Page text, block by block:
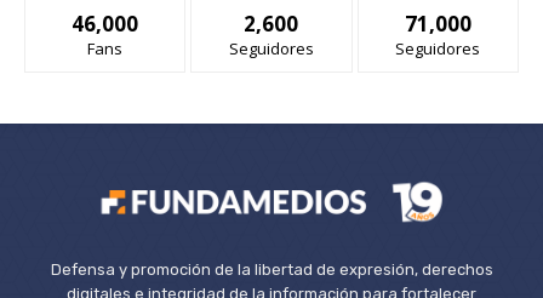
46,000
Fans
2,600
Seguidores
71,000
Seguidores
Defensa y promoción de la libertad de expresión, derechos
digitales e integridad de la información para fortalecer